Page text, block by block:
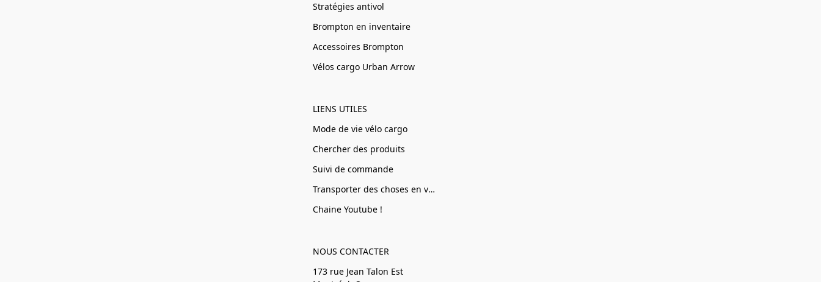
Stratégies antivol
Brompton en inventaire
Accessoires Brompton
Vélos cargo Urban Arrow
LIENS UTILES
Mode de vie vélo cargo
Chercher des produits
Suivi de commande
Transporter des choses en vélo
Chaine Youtube !
NOUS CONTACTER
173 rue Jean Talon Est